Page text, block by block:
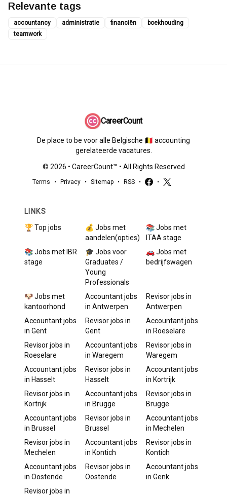
Relevante tags
accountancy administratie financiën
boekhouding
teamwork
CareerCount
De place to be voor alle Belgische 🇧🇪 accounting
gerelateerde vacatures.
© 2026 • CareerCount™ • All Rights Reserved
Terms • Privacy • Sitemap • RSS • •
LINKS
🏆 Top jobs
💰 Jobs met
aandelen(opties)
📚 Jobs met
ITAA stage
📚 Jobs met IBR
stage
🎓 Jobs voor
Graduates /
Young
Professionals
🚗 Jobs met
bedrijfswagen
🐶 Jobs met
kantoorhond
Accountantjobs
in Antwerpen
Revisorjobs in
Antwerpen
Accountantjobs
in Gent
Revisorjobs in
Gent
Accountantjobs
in Roeselare
Revisorjobs in
Roeselare
Accountantjobs
in Waregem
Revisorjobs in
Waregem
Accountantjobs
in Hasselt
Revisorjobs in
Hasselt
Accountantjobs
in Kortrijk
Revisorjobs in
Kortrijk
Accountantjobs
in Brugge
Revisorjobs in
Brugge
Accountantjobs
in Brussel
Revisorjobs in
Brussel
Accountantjobs
in Mechelen
Revisorjobs in
Mechelen
Accountantjobs
in Kontich
Revisorjobs in
Kontich
Accountantjobs
in Oostende
Revisorjobs in
Oostende
Accountantjobs
in Genk
Revisorjobs in